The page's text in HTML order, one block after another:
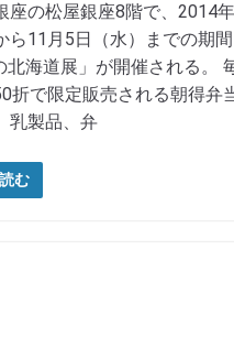
座の松屋銀座8階で、2014
ら11月5日（水）までの期
北海道展」が開催される。
折で限定販売される朝得弁
乳製品、弁
む